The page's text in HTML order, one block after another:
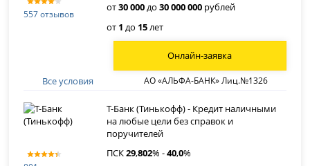
557 отзывов
от30 000до30 000 000 рублей
от 1 до 15лет
Все условия АО «АЛЬФА-БАНК» Лиц.№1326
Онлайн-заявка
Т-Банк (Тинькофф) - Кредит наличными
на любые цели без справок и
поручителей
ПСК29,802% -40,0%